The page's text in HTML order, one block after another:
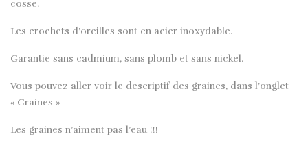
cosse.
Les crochets d’oreilles sont en acier inoxydable.
Garantie sans cadmium, sans plomb et sans nickel.
Vous pouvez aller voir le descriptif des graines, dans l’onglet
« Graines »
Les graines n’aiment pas l’eau !!!